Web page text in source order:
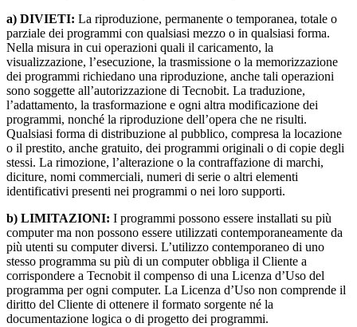
a) DIVIETI: La riproduzione, permanente o temporanea, totale o
parziale dei programmi con qualsiasi mezzo o in qualsiasi forma.
Nella misura in cui operazioni quali il caricamento, la
visualizzazione, l’esecuzione, la trasmissione o la memorizzazione
dei programmi richiedano una riproduzione, anche tali operazioni
sono soggette all’autorizzazione di Tecnobit. La traduzione,
l’adattamento, la trasformazione e ogni altra modificazione dei
programmi, nonché la riproduzione dell’opera che ne risulti.
Qualsiasi forma di distribuzione al pubblico, compresa la locazione
o il prestito, anche gratuito, dei programmi originali o di copie degli
stessi. La rimozione, l’alterazione o la contraffazione di marchi,
diciture, nomi commerciali, numeri di serie o altri elementi
identificativi presenti nei programmi o nei loro supporti.
b) LIMITAZIONI: I programmi possono essere installati su più
computer ma non possono essere utilizzati contemporaneamente da
più utenti su computer diversi. L’utilizzo contemporaneo di uno
stesso programma su più di un computer obbliga il Cliente a
corrispondere a Tecnobit il compenso di una Licenza d’Uso del
programma per ogni computer. La Licenza d’Uso non comprende il
diritto del Cliente di ottenere il formato sorgente né la
documentazione logica o di progetto dei programmi.